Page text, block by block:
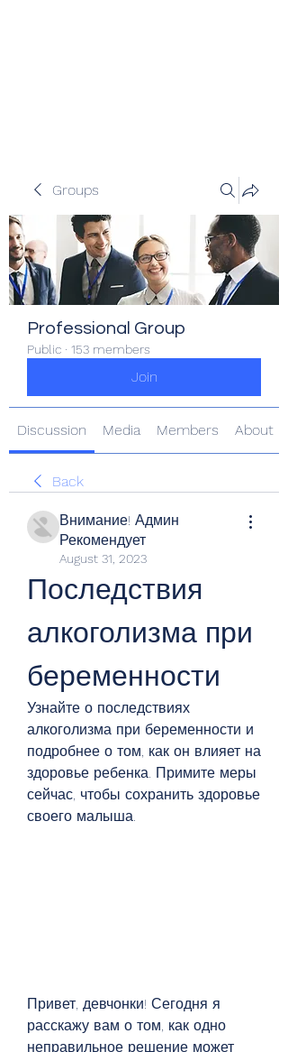
Groups
Professional Group
Public · 153 members
Join
Discussion Media Members About
Back
Внимание! Админ
Рекомендует
August 31, 2023
Последствия
алкоголизма при
беременности
Узнайте о последствиях
алкоголизма при беременности и
подробнее о том, как он влияет на
здоровье ребенка. Примите меры
сейчас, чтобы сохранить здоровье
своего малыша.
Привет, девчонки! Сегодня я
расскажу вам о том, как одно
неправильное решение может